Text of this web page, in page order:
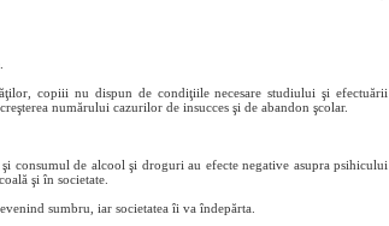
copiii nu dispun de condiţiile necesare studiului şi efectuării
numărului cazurilor de insucces şi de abandon şcolar.
consumul de alcool şi droguri au efecte negative asupra psihicului
şi în societate.
sumbru, iar societatea îi va îndepărta.